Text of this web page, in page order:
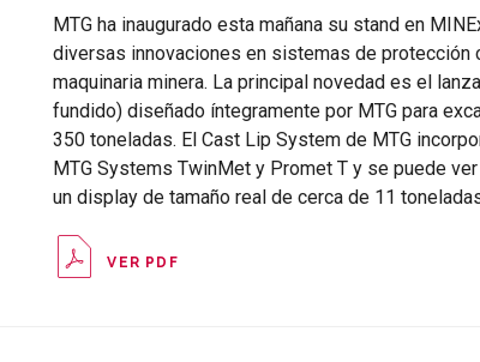
MTG ha inaugurado esta mañana su stand en
diversas innovaciones en sistemas de protección
maquinaria minera. La principal novedad es el
fundido) diseñado íntegramente por MTG para
350 toneladas. El Cast Lip System de MTG
MTG Systems TwinMet y Promet T y se puede
un display de tamaño real de cerca de 11
VER PDF